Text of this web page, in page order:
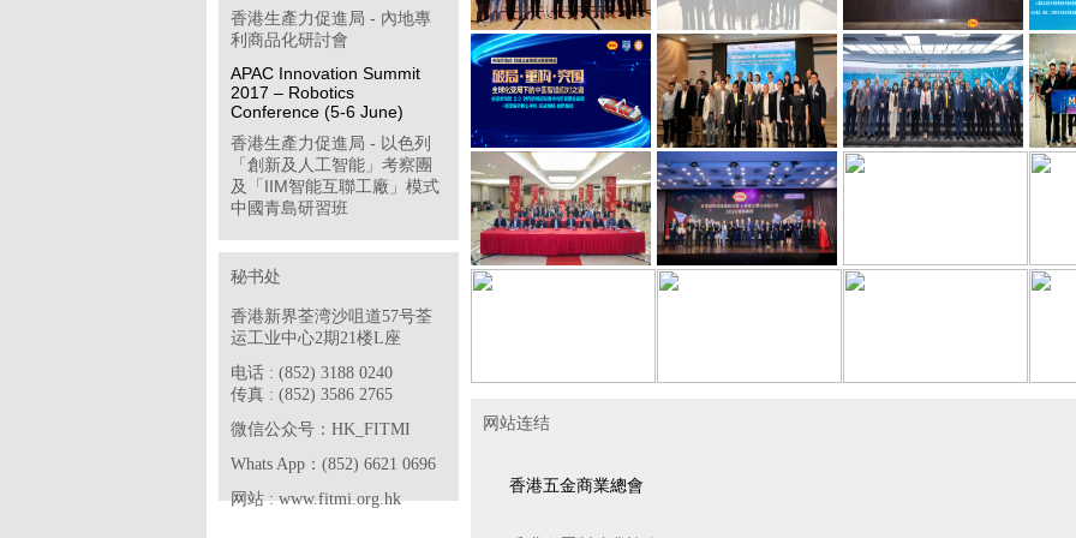
香港生產力促進局 - 內地專
利商品化研討會
APAC Innovation Summit
2017 – Robotics
Conference (5-6 June)
香港生產力促進局 - 以色列
「創新及人工智能」考察團
及「IIM智能互聯工廠」模式
中國青島研習班
「學習型企業獎」簡介會
第八屆「香港企業公民計
香港物聯網商會 - 透過多方
位推廣計劃開拓中國內地工
業物聯網市場(政府資助項目)
香港中華廠商聯合會 - 2017
年度「中小企貨運保險普及
合作機構
秘书处
香港新界荃湾沙咀道57号荃
运工业中心2期21楼L座
电话 : (852) 3188 0240
传真 : (852) 3586 2765
微信公众号：HK_FITMI
Whats App：(852) 6621 0696
网站 : www.fitmi.org.hk
网站连结
香港五金商業總會